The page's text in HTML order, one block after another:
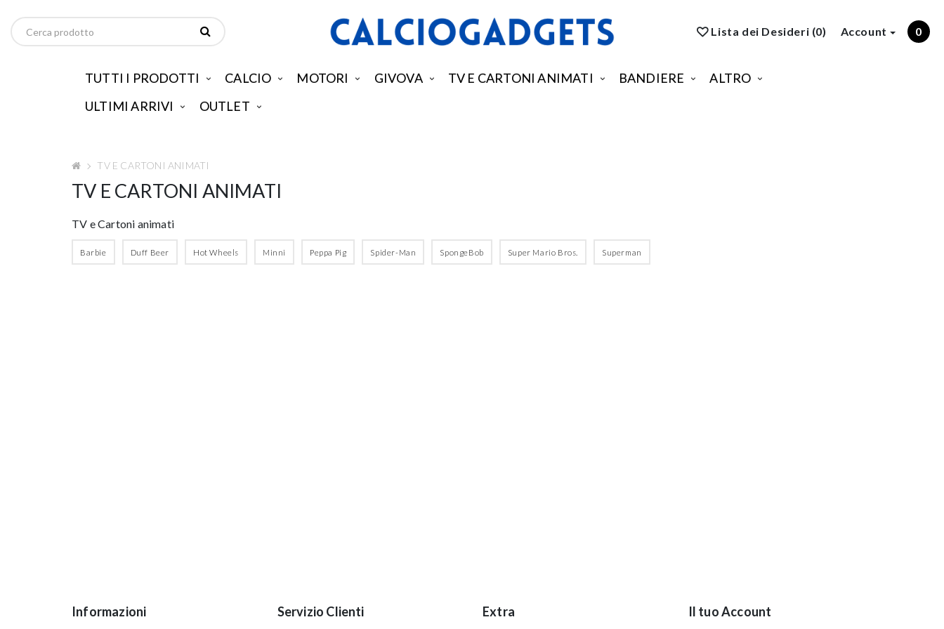
Lista dei Desideri (0) Account 0
TUTTI I PRODOTTI CALCIO MOTORI GIVOVA TV E CARTONI ANIMATI BANDIERE
ALTRO
ULTIMI ARRIVI
OUTLET
TV E CARTONI ANIMATI
TV E CARTONI ANIMATI
TV e Cartoni animati
Barbie Duff Beer Hot Wheels Minni Peppa Pig Spider-Man SpongeBob Super Mario Bros. Superman
Informazioni Servizio Clienti Extra Il tuo Account